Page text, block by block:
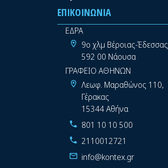
ΕΠΙΚΟΙΝΩΝΊΑ
ΕΔΡΑ
9ο χλμ Βέροιας-Έδεσσας
592 00 Νάουσα
ΓΡΑΦΕΙΟ ΑΘΗΝΩΝ
Λεωφ. Μαραθώνος 110,
Γέρακας
15344 Αθήνα
801 10 10 500
2110012721
info@kontex.gr